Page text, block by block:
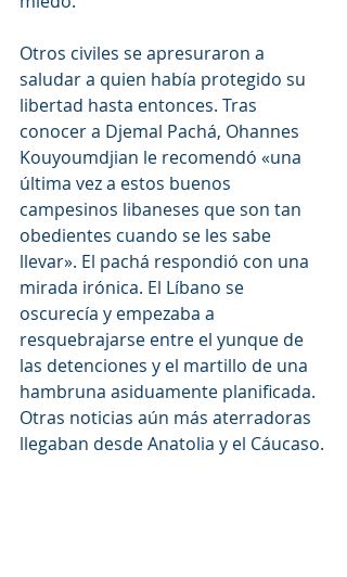
Otros civiles se apresuraron a
saludar a quien había protegido su
libertad hasta entonces. Tras
conocer a Djemal Pachá, Ohannes
Kouyoumdjian le recomendó «una
última vez a estos buenos
campesinos libaneses que son tan
obedientes cuando se les sabe
llevar». El pachá respondió con una
mirada irónica. El Líbano se
oscurecía y empezaba a
resquebrajarse entre el yunque de
las detenciones y el martillo de una
hambruna asiduamente planificada.
Otras noticias aún más aterradoras
llegaban desde Anatolia y el Cáucaso.